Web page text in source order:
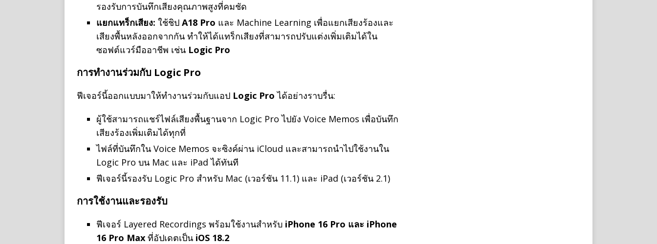
รองรับการบันทึกเสียงคุณภาพสูงที่คมชัด
แยกแทร็กเสียง: ใช้ชิป A18 Pro และ Machine Learning เพื่อแยกเสียงร้องและ
เสียงพื้นหลังออกจากกัน ทำให้ได้แทร็กเสียงที่สามารถปรับแต่งเพิ่มเติมได้ใน
ซอฟต์แวร์มืออาชีพ เช่น Logic Pro
การทำงานร่วมกับ Logic Pro
ฟีเจอร์นี้ออกแบบมาให้ทำงานร่วมกับแอป Logic Pro ได้อย่างราบรื่น:
ผู้ใช้สามารถแชร์ไฟล์เสียงพื้นฐานจาก Logic Pro ไปยัง Voice Memos เพื่อบันทึก
เสียงร้องเพิ่มเติมได้ทุกที่
ไฟล์ที่บันทึกใน Voice Memos จะซิงค์ผ่าน iCloud และสามารถนำไปใช้งานใน
Logic Pro บน Mac และ iPad ได้ทันที
ฟีเจอร์นี้รองรับ Logic Pro สำหรับ Mac (เวอร์ชัน 11.1) และ iPad (เวอร์ชัน 2.1)
การใช้งานและรองรับ
ฟีเจอร์ Layered Recordings พร้อมใช้งานสำหรับ iPhone 16 Pro และ iPhone
16 Pro Max ที่อัปเดตเป็น iOS 18.2